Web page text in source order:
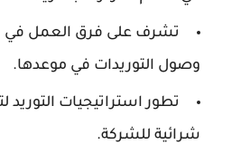
تشرف على فرق العمل في
وصول التوريدات في موعدها.
تطور استراتيجيات
شرائية للشركة.